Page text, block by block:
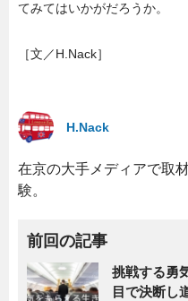
てみてはいかがだろうか。
［文／H.Nack］
H.Nack
在京の大手メディアで取
験。
前回の記事
挑戦する勇
目で決断し